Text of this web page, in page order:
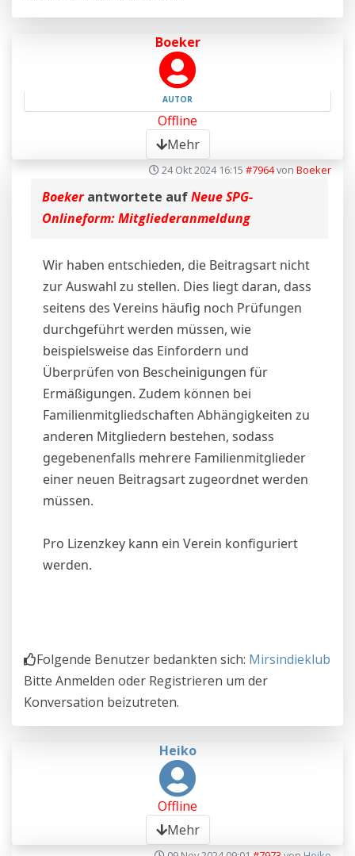
Boeker
AUTOR
Offline
Mehr
24 Okt 2024 16:15 #7964von Boeker
Boekerantwortete aufNeue SPG-
Onlineform: Mitgliederanmeldung
Wir haben entschieden, die Beitragsart nicht
zur Auswahl zu stellen. Dies liegt daran, dass
seitens des Vereins häufig noch Prüfungen
durchgeführt werden müssen, wie
beispielsweise das Einfordern und
Überprüfen von Bescheinigungen für
Ermäßigungen. Zudem können bei
Familienmitgliedschaften Abhängigkeiten zu
anderen Mitgliedern bestehen, sodass
gegebenenfalls mehrere Familienmitglieder
einer neuen Beitragsart zugeordnet werden
müssen.
Pro Lizenzkey kann ein Verein konfiguriert
werden.
Folgende Benutzer bedankten sich: Mirsindieklub
Bitte Anmelden oder Registrieren um der
Konversation beizutreten.
Heiko
Offline
Mehr